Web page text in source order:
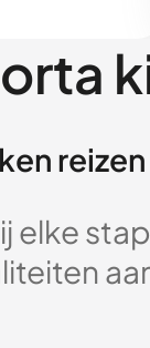
elke